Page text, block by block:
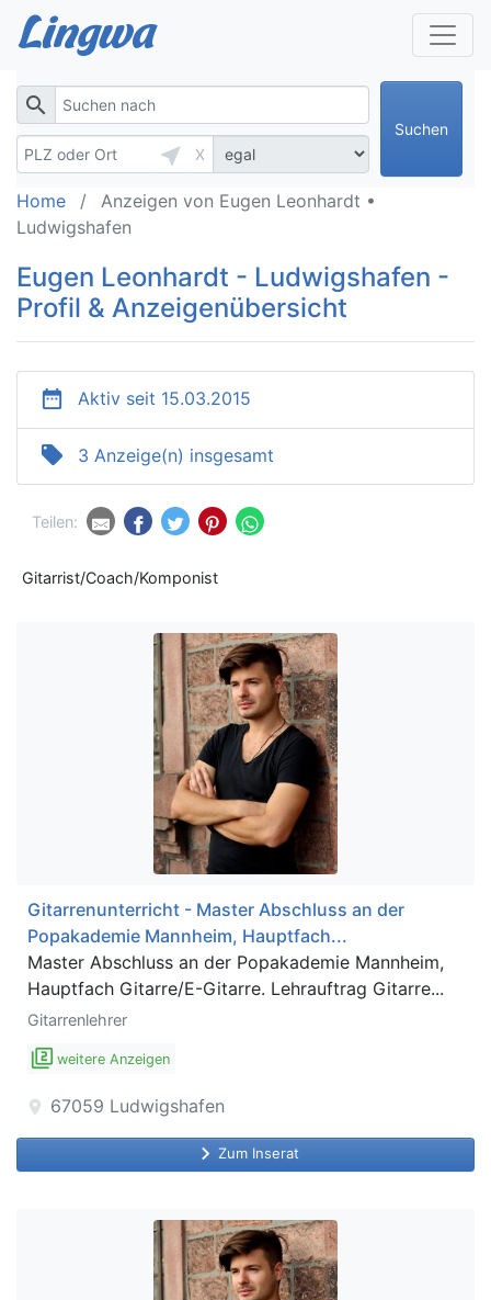
search
near_me
X
Suchen
Home
Anzeigen von Eugen Leonhardt •
Ludwigshafen
Eugen Leonhardt - Ludwigshafen -
Profil & Anzeigenübersicht
date_range Aktiv seit 15.03.2015
local_offer 3 Anzeige(n) insgesamt
Teilen:
Gitarrist/Coach/Komponist
Gitarrenunterricht - Master Abschluss an der
Popakademie Mannheim, Hauptfach...
Master Abschluss an der Popakademie Mannheim,
Hauptfach Gitarre/E-Gitarre. Lehrauftrag Gitarre...
Gitarrenlehrer
filter_2 weitere Anzeigen
location_on 67059 Ludwigshafen
keyboard_arrow_right Zum Inserat